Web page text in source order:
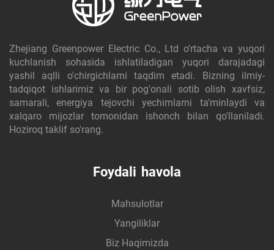
Zhejiang Greenpower Electric Co., Ltd o'rtacha va yuqori
kuchlanish sohasida ishlatiladigan yuqori darajadagi
yashil aqlli o'chirgichlarni taqdim etadi. Bizning ilmiy-
tadqiqot ishlarimiz va bir pog'onali sotib olish xavfsiz,
samarali, energiya tejovchi yechimlarni ta'minlaydi va
xalqaro mijozlar tomonidan ishonch bilan qo'llaniladi.
Hoziroq taklif so'rang.
Foydali havola
Mahsulotlar
Yangiliklar
Biz Haqimizda